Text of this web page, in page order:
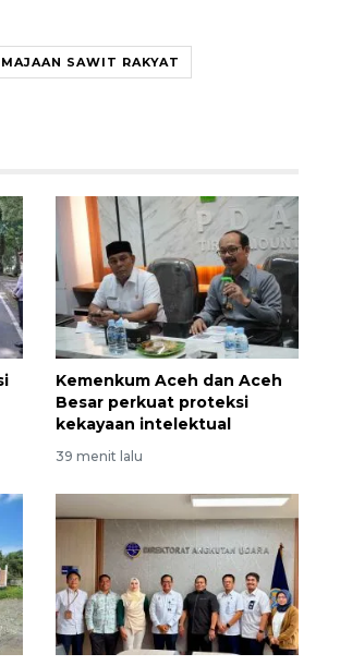
SAWIT RAKYAT
Kemenkum Aceh dan Aceh
Besar perkuat proteksi
kekayaan intelektual
39 menit lalu
Rupiah Berdaulat
sambangi Papua
08-06 13:15:00